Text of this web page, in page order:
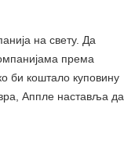
на свету. Да
према
би коштало куповину
Аппле наставља да